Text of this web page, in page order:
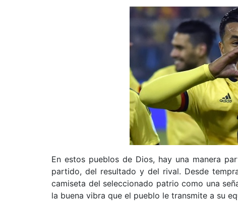
En estos pueblos de Dios, hay una manera
partido, del resultado y del rival. Desde
camiseta del seleccionado patrio como una
la buena vibra que el pueblo le transmite a su